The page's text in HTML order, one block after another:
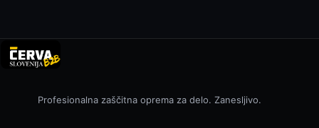
Profesionalna zaščitna oprema za delo. Zanesljivo.